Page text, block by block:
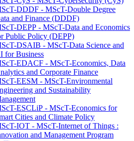
DDDF - MScT-Double Degree
and Finance (DDDF)
DEPP - MScT-Data and Economics
Public Policy (DEPP)
DSAIB - MScT-Data Science and
for Business
EDACF - MScT-Economics, Data
and Corporate Finance
EESM - MScT-Environmental
and Sustainability
ESCLiP - MScT-Economics for
Cities and Climate Policy
IOT - MScT-Internet of Things :
and Management Program